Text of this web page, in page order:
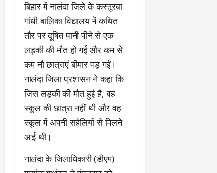
बिहार में नालंदा जिले के कस्तूरबा
गांधी बालिका विद्यालय में कथित
तौर पर दूषित पानी पीने से एक
लड़की की मौत हो गई और कम से
कम नौ छात्राएं बीमार पड़ गईं।
नालंदा जिला प्रशासन ने कहा कि
जिस लड़की की मौत हुई है, वह
स्कूल की छात्रा नहीं थी और वह
स्कूल में अपनी सहेलियों से मिलने
आई थी।
नालंदा के जिलाधिकारी (डीएम)